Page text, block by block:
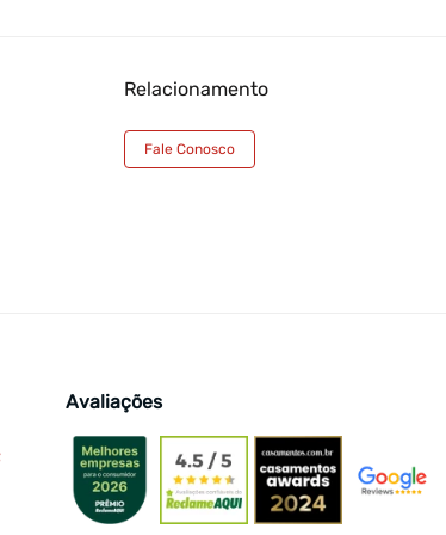
Relacionamento
Fale Conosco
Avaliações